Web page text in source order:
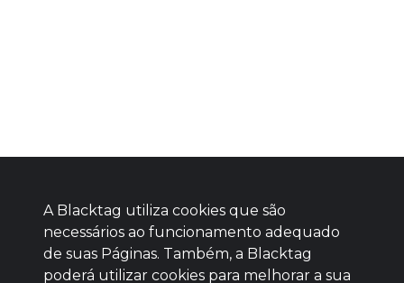
A Blacktag utiliza cookies que são
necessários ao funcionamento adequado
de suas Páginas. Também, a Blacktag
poderá utilizar cookies para melhorar a sua